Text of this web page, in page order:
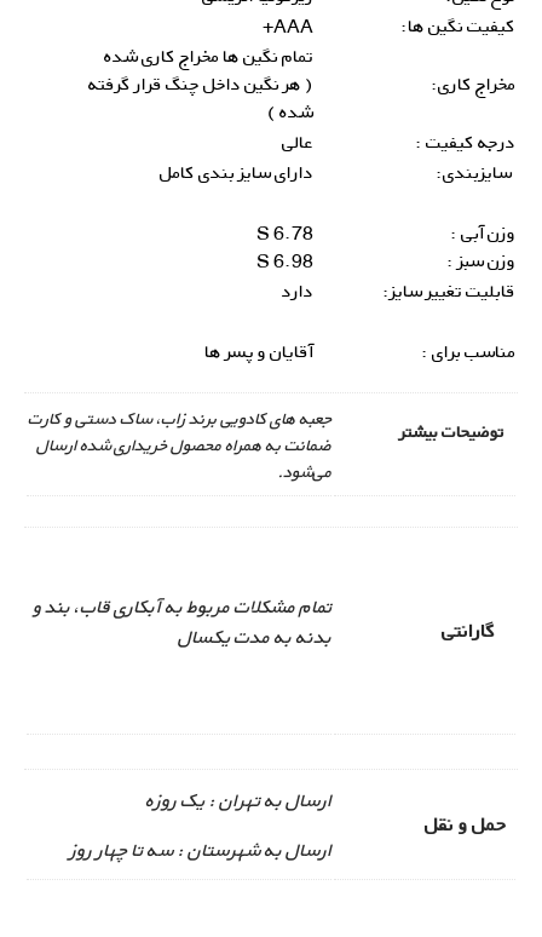
کیفیت نگین ها:
AAA+
مخراج کاری:
تمام نگین ها مخراج کاری شده
( هر نگین داخل چنگ قرار گرفته
شده )
درجه کیفیت :
عالی
سایزبندی:
دارای سایز بندی کامل
وزن آبی :
وزن سبز :
6.78 S
6.98 S
قابلیت تغییر سایز:
دارد
مناسب برای : آقایان و پسر ها
توضیحات بیشتر
جعبه های کادویی برند زاب، ساک دستی و کارت
ضمانت به همراه محصول خریداری شده ارسال
می‌شود.
گارانتی
تمام مشکلات مربوط به آبکاری قاب، بند و
بدنه به مدت یکسال
حمل و نقل
ارسال به تهران : یک روزه
ارسال به شهرستان : سه تا چهار روز